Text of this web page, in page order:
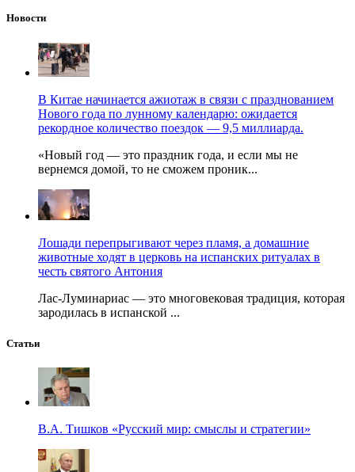
Новости
В Китае начинается ажиотаж в связи с празднованием
Нового года по лунному календарю: ожидается
рекордное количество поездок — 9,5 миллиарда.
«Новый год — это праздник года, и если мы не
вернемся домой, то не сможем проник...
Лошади перепрыгивают через пламя, а домашние
животные ходят в церковь на испанских ритуалах в
честь святого Антония
Лас-Луминариас — это многовековая традиция, которая
зародилась в испанской ...
Статьи
В.А. Тишков «Русский мир: смыслы и стратегии»